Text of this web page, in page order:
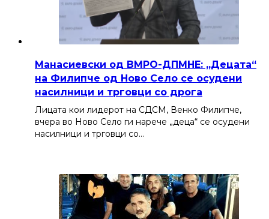
Манасиевски од ВМРО-ДПМНЕ: „Децата“
на Филипче од Ново Село се осудени
насилници и трговци со дрога
Лицата кои лидерот на СДСМ, Венко Филипче,
вчера во Ново Село ги нарече „деца“ се осудени
насилници и трговци со…